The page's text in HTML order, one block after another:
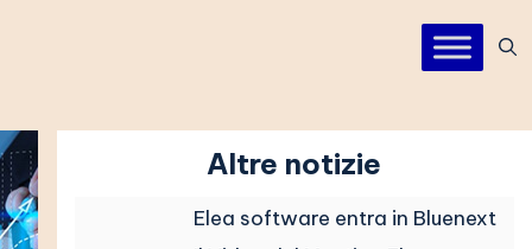
Altre notizie
Elea software entra in Bluenext